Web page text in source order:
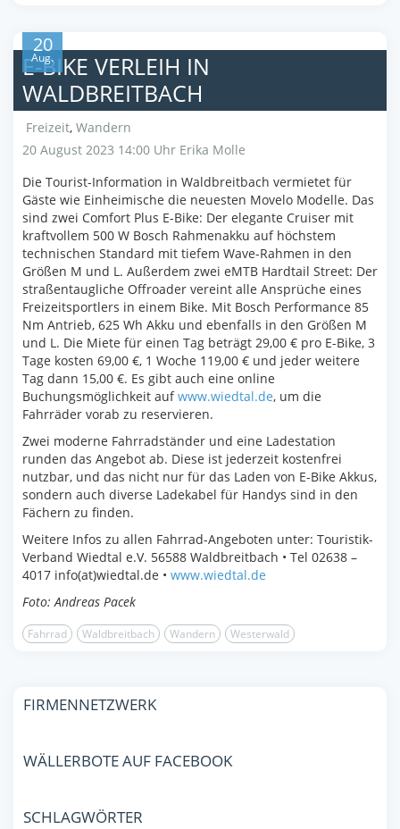
20
Aug.
E-BIKE VERLEIH IN
WALDBREITBACH
Freizeit, Wandern
20 August 2023 14:00 Uhr Erika Molle
Die Tourist-Information in Waldbreitbach vermietet für
Gäste wie Einheimische die neuesten Movelo Modelle. Das
sind zwei Comfort Plus E-Bike: Der elegante Cruiser mit
kraftvollem 500 W Bosch Rahmenakku auf höchstem
technischen Standard mit tiefem Wave-Rahmen in den
Größen M und L. Außerdem zwei eMTB Hardtail Street: Der
straßentaugliche Offroader vereint alle Ansprüche eines
Freizeitsportlers in einem Bike. Mit Bosch Performance 85
Nm Antrieb, 625 Wh Akku und ebenfalls in den Größen M
und L. Die Miete für einen Tag beträgt 29,00 € pro E-Bike, 3
Tage kosten 69,00 €, 1 Woche 119,00 € und jeder weitere
Tag dann 15,00 €. Es gibt auch eine online
Buchungsmöglichkeit aufwww.wiedtal.de, um die
Fahrräder vorab zu reservieren.
Zwei moderne Fahrradständer und eine Ladestation
runden das Angebot ab. Diese ist jederzeit kostenfrei
nutzbar, und das nicht nur für das Laden von E-Bike Akkus,
sondern auch diverse Ladekabel für Handys sind in den
Fächern zu finden.
Weitere Infos zu allen Fahrrad-Angeboten unter: Touristik-
Verband Wiedtal e.V. 56588 Waldbreitbach • Tel 02638 –
4017 info(at)wiedtal.de • www.wiedtal.de
Foto: Andreas Pacek
Fahrrad Waldbreitbach Wandern Westerwald
FIRMENNETZWERK
WÄLLERBOTE AUF FACEBOOK
SCHLAGWÖRTER